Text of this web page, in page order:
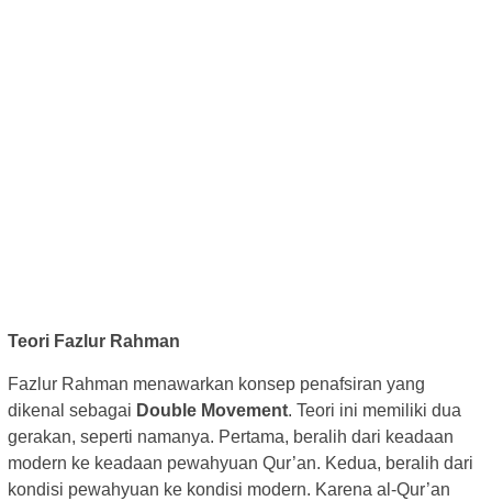
Teori Fazlur Rahman
Fazlur Rahman menawarkan konsep penafsiran yang
dikenal sebagai Double Movement. Teori ini memiliki dua
gerakan, seperti namanya. Pertama, beralih dari keadaan
modern ke keadaan pewahyuan Qur’an. Kedua, beralih dari
kondisi pewahyuan ke kondisi modern. Karena al-Qur’an